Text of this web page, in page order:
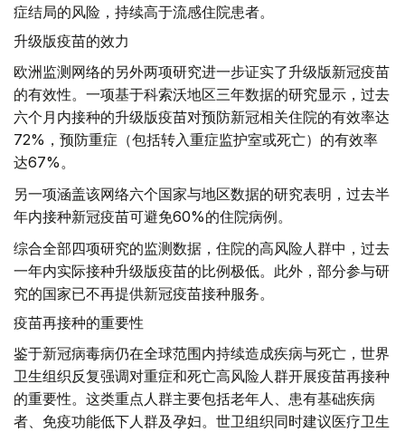
症结局的风险，持续高于流感住院患者。
升级版疫苗的效力
欧洲监测网络的另外两项研究进一步证实了升级版新冠疫苗
的有效性。一项基于科索沃地区三年数据的研究显示，过去
六个月内接种的升级版疫苗对预防新冠相关住院的有效率达
72%，预防重症（包括转入重症监护室或死亡）的有效率
达67%。
另一项涵盖该网络六个国家与地区数据的研究表明，过去半
年内接种新冠疫苗可避免60%的住院病例。
综合全部四项研究的监测数据，住院的高风险人群中，过去
一年内实际接种升级版疫苗的比例极低。此外，部分参与研
究的国家已不再提供新冠疫苗接种服务。
疫苗再接种的重要性
鉴于新冠病毒病仍在全球范围内持续造成疾病与死亡，世界
卫生组织反复强调对重症和死亡高风险人群开展疫苗再接种
的重要性。这类重点人群主要包括老年人、患有基础疾病
者、免疫功能低下人群及孕妇。世卫组织同时建议医疗卫生